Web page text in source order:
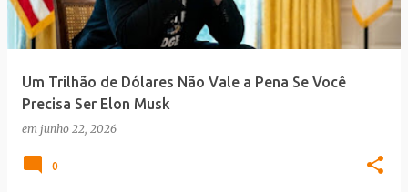
Um Trilhão de Dólares Não Vale a Pena Se Você
Precisa Ser Elon Musk
em junho 22, 2026
0